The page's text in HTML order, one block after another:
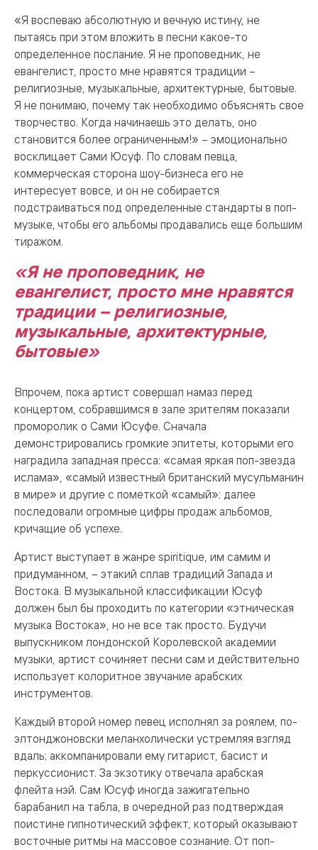
«Я воспеваю абсолютную и вечную истину, не
пытаясь при этом вложить в песни какое-то
определенное послание. Я не проповедник, не
евангелист, просто мне нравятся традиции –
религиозные, музыкальные, архитектурные, бытовые.
Я не понимаю, почему так необходимо объяснять свое
творчество. Когда начинаешь это делать, оно
становится более ограниченным!» – эмоционально
восклицает Сами Юсуф. По словам певца,
коммерческая сторона шоу-бизнеса его не
интересует вовсе, и он не собирается
подстраиваться под определенные стандарты в поп-
музыке, чтобы его альбомы продавались еще большим
тиражом.
«Я не проповедник, не
евангелист, просто мне нравятся
традиции – религиозные,
музыкальные, архитектурные,
бытовые»
Впрочем, пока артист совершал намаз перед
концертом, собравшимся в зале зрителям показали
проморолик о Сами Юсуфе. Сначала
демонстрировались громкие эпитеты, которыми его
наградила западная пресса: «самая яркая поп-звезда
ислама», «самый известный британский мусульманин
в мире» и другие с пометкой «самый»; далее
последовали огромные цифры продаж альбомов,
кричащие об успехе.
Артист выступает в жанре spiritique, им самим и
придуманном, – этакий сплав традиций Запада и
Востока. В музыкальной классификации Юсуф
должен был бы проходить по категории «этническая
музыка Востока», но не все так просто. Будучи
выпускником лондонской Королевской академии
музыки, артист сочиняет песни сам и действительно
использует колоритное звучание арабских
инструментов.
Каждый второй номер певец исполнял за роялем, по-
элтонджоновски меланхолически устремляя взгляд
вдаль; аккомпанировали ему гитарист, басист и
перкуссионист. За экзотику отвечала арабская
флейта нэй. Сам Юсуф иногда зажигательно
барабанил на табла, в очередной раз подтверждая
поистине гипнотический эффект, который оказывают
восточные ритмы на массовое сознание. От поп-